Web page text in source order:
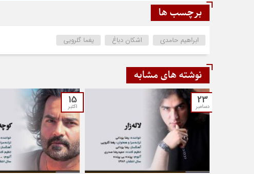
برچسب ها
ابراهیم حامدی اشکان دباغ یغما گلرویی
نوشته های مشابه
23
دسامبر 15
اکتبر